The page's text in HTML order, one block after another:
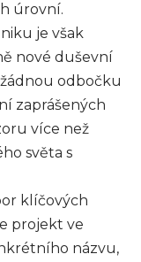
úrovní.
je však
nové duševní
odbočku
zaprášených
více než
světa s
klíčových
projekt ve
názvu,